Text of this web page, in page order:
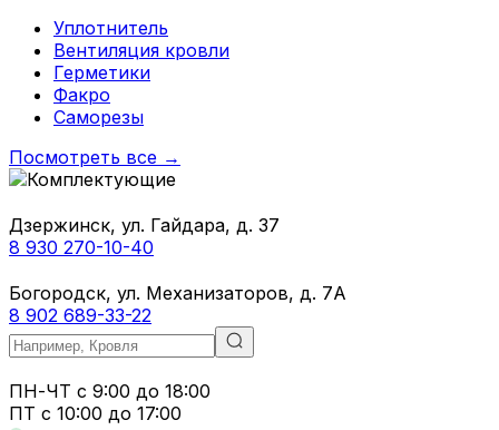
Уплотнитель
Вентиляция кровли
Герметики
Факро
Саморезы
Посмотреть все →
Дзержинск, ул. Гайдара, д. 37
8 930 270-10-40
Богородск, ул. Механизаторов, д. 7А
8 902 689-33-22
ПН-ЧТ с 9:00 до 18:00
ПТ с 10:00 до 17:00